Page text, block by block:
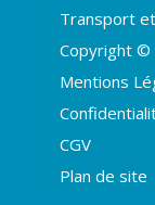
Transport
Copyright
Mentions
CGV
Plan de site
H
02:20